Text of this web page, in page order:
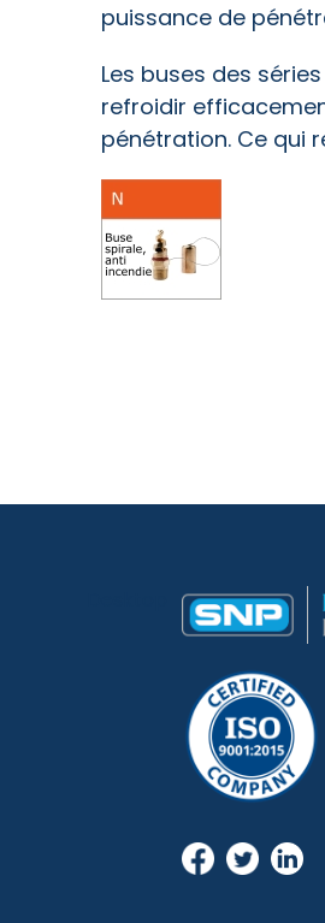
puissance de
Les buses des
refroidir
pénétration. Ce qui